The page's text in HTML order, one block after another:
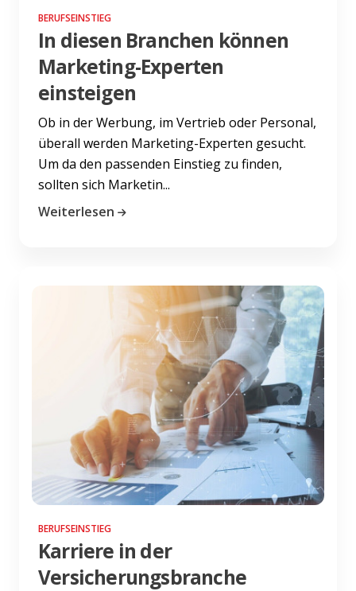
BERUFSEINSTIEG
In diesen Branchen können
Marketing-Experten
einsteigen
Ob in der Werbung, im Vertrieb oder Personal,
überall werden Marketing-Experten gesucht.
Um da den passenden Einstieg zu finden,
sollten sich Marketin...
Weiterlesen
BERUFSEINSTIEG
Karriere in der
Versicherungsbranche